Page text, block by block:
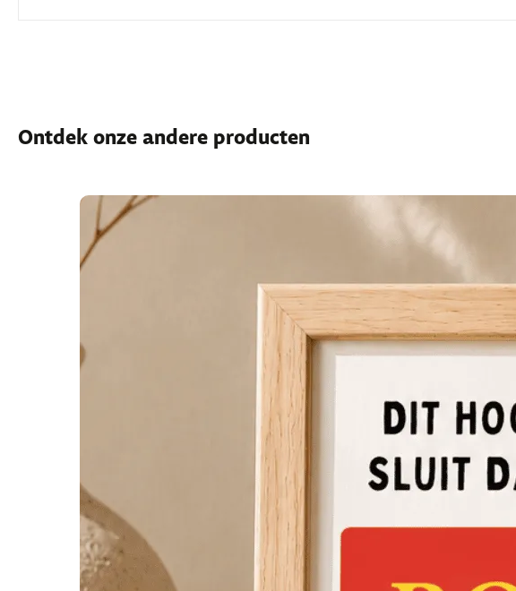
Ontdek onze andere producten